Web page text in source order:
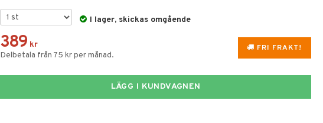
I lager, skickas omgående
FRI FRAKT!
389 kr
Delbetala från 75 kr per månad.
LÄGG I KUNDVAGNEN